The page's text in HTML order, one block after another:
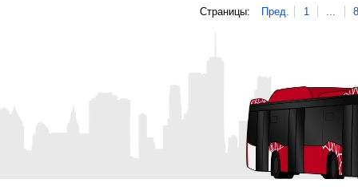
Страницы: Пред. 1